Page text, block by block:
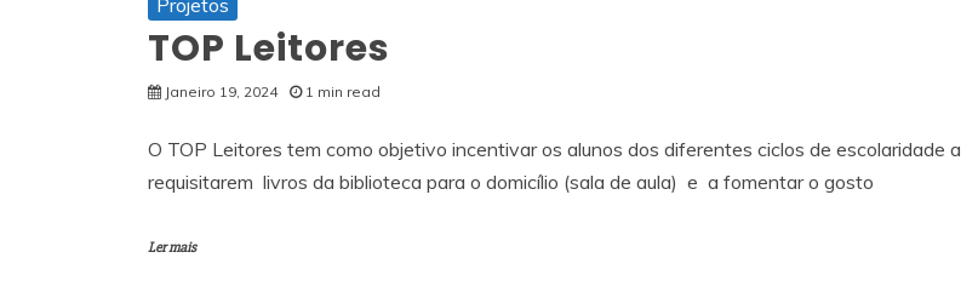
Projetos
TOP Leitores
Janeiro 19, 2024 1 min read
O TOP Leitores tem como objetivo incentivar os alunos dos diferentes ciclos de escolaridade a
requisitarem livros da biblioteca para o domicílio (sala de aula) e a fomentar o gosto
Ler mais